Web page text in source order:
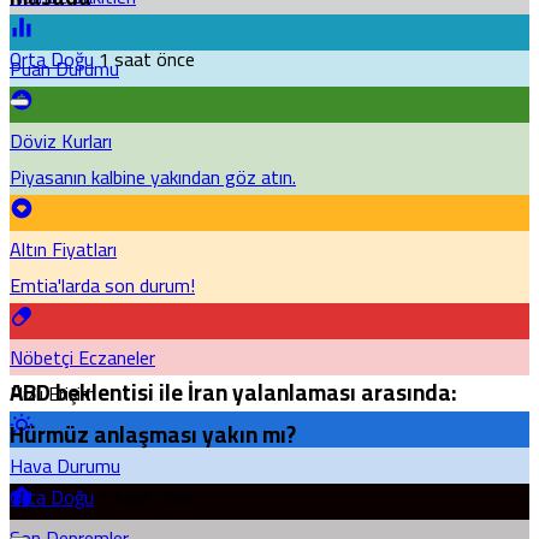
Puan Durumu
Döviz Kurları
Piyasanın kalbine yakından göz atın.
Altın Fiyatları
Emtia'larda son durum!
Nöbetçi Eczaneler
Hızlı Erişim
Hava Durumu
Orta Doğu1 saat önce
ABD beklentisi ile İran yalanlaması arasında:
Hürmüz anlaşması yakın mı?
Orta Doğu